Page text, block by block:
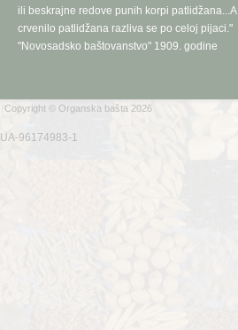
ili beskrajne redove punih korpi patlidžana...A
crvenilo patlidžana razliva se po celoj pijaci."
"Novosadsko baštovanstvo" 1909. godine
Copyright © Organska bašta 2026
UA-96174983-1